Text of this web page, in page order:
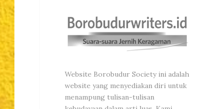
Website Borobudur Society ini adalah
website yang menyediakan diri untuk
menampung tulisan-tulisan